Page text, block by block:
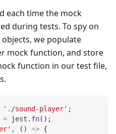
each time the mock
during tests. To spy on
we populate
mock function, and store
function in our test file,
'./sound-player' ;
= jest . fn( ) ;
, ( ) => {